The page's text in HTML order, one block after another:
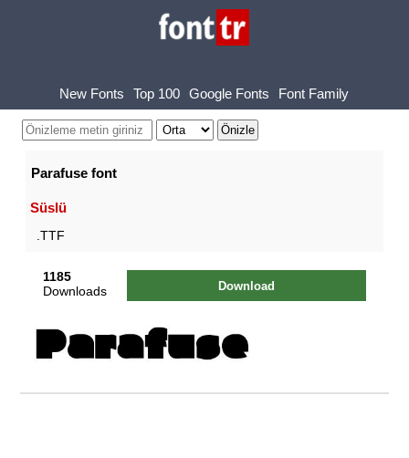
New Fonts Top 100 Google Fonts Font Family
Parafuse font
Süslü
.TTF
1185
Downloads
Download